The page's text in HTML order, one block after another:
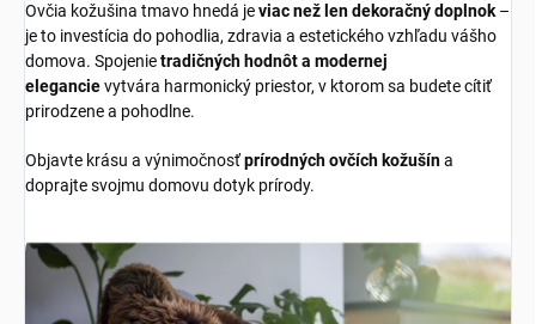
Ovčia kožušina tmavo hnedá jeviac než len dekoračný doplnok –
je to investícia do pohodlia, zdravia a estetického vzhľadu vášho
domova. Spojenietradičných hodnôt a modernej
elegancievytvára harmonický priestor, v ktorom sa budete cítiť
prirodzene a pohodlne.
Objavte krásu a výnimočnosťprírodných ovčích kožušína
doprajte svojmu domovu dotyk prírody.